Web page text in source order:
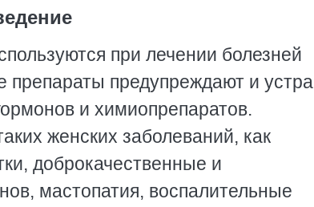
при лечении болезней
препараты предупреждают и
и химиопрепаратов.
женских заболеваний, как
доброкачественные и
мастопатия, воспалительные